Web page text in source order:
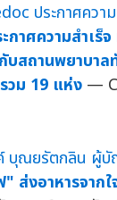
าศความสำเร็
บสถานพยาบาล
วม 19 แห่ง —
ส่งอาหารจาก